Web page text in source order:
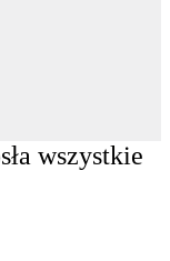
wszystkie